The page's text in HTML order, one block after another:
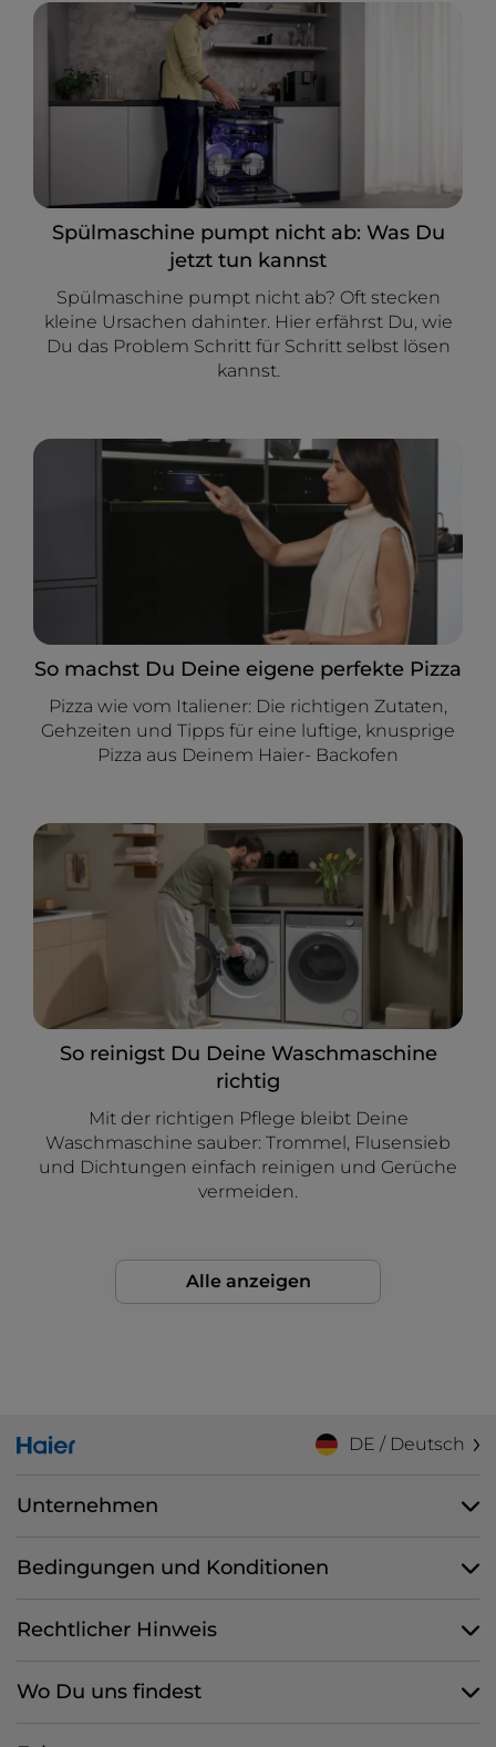
Spülmaschine pumpt nicht ab: Was Du
jetzt tun kannst
Spülmaschine pumpt nicht ab? Oft stecken
kleine Ursachen dahinter. Hier erfährst Du, wie
Du das Problem Schritt für Schritt selbst lösen
kannst.
So machst Du Deine eigene perfekte Pizza
Pizza wie vom Italiener: Die richtigen Zutaten,
Gehzeiten und Tipps für eine luftige, knusprige
Pizza aus Deinem Haier- Backofen
So reinigst Du Deine Waschmaschine
richtig
Mit der richtigen Pflege bleibt Deine
Waschmaschine sauber: Trommel, Flusensieb
und Dichtungen einfach reinigen und Gerüche
vermeiden.
Alle anzeigen
DE / Deutsch
Unternehmen
Bedingungen und Konditionen
Rechtlicher Hinweis
Wo Du uns findest